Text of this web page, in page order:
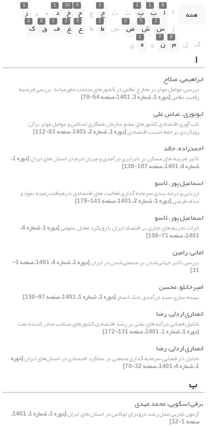
همه آ
9
ا
1
ب
2
پ ت ث
1
ج چ
3
ح
10
خ
1
د ذ ر
1
ز
ژ
2
س
5
ش
2
ص ض
1
ط ظ
3
ع
2
غ
1
ف
6
ق
4
ک
گ ل
9
م
7
ن و
1
ه ی
ا
ابراهیمی، صلاح
بررسی عوامل موثر بر مخارج نظامی در کشورهای منتخب خاورمیانه: بررسی فرضیه
رقابت نظامی[دوره 1، شماره 3، 1401، صفحه 54-79]
ابونوری، عباس علی
تاب آوری اقتصادی کشورهای عضو سازمان همکاری اسلامی و عوامل موثر برآن:
رویکردی بر حفظ امنیت اقتصادی[دوره 1، شماره 2، 1401، صفحه 83-112]
احمدزاده، خالد
تاثیر هزینه های مسکن بر نابرابری درآمدی و میزان جرم در استان های ایران [دوره 1،
شماره 4، 1401، صفحه 107-138]
اسماعیل پور، ئاسو
ارزیابی و درجه بندی سرمایه گذاری فعالیت های اقتصادی با رهیافت زمینه نفوذ و
حذف فرضی[دوره 1، شماره 2، 1401، صفحه 143-179]
اسماعیل پور، ئاسو
اثرات تحریم های تجاری بر اقتصاد ایران با رویکرد تعادل عمومی [دوره 1، شماره 4،
1401، صفحه 71-106]
امانی، رامین
بررسی تاثیر جهانی‌شدن بر صنعتی‌شدن در ایران [دوره 1، شماره 4، 1401، صفحه 1-
31]
امیرخانلو، محسن
بهینه سازی سبد درآمدی بانک انصار[دوره 1، شماره 1، 1401، صفحه 97-130]
انصاری اردلی، رضا
تحلیل فضایی درآمدهای نفتی بر رشد اقتصادی کشورهای منتخب صادر کننده نفت
[دوره 1، شماره 1، 1401، صفحه 131-172]
انصاری اردلی، رضا
تحلیل اثر فضایی سرمایه گذاری صنعتی بر عملکرد اقتصادی در استان‌های ایران[دوره
1، شماره 4، 1401، صفحه 32-70]
ب
برقی اسکویی، محمد مهدی
آزمون تجربی مدل رشد درونزای لوکاس در استان های ایران [دوره 1، شماره 1، 1401،
صفحه 1-32]